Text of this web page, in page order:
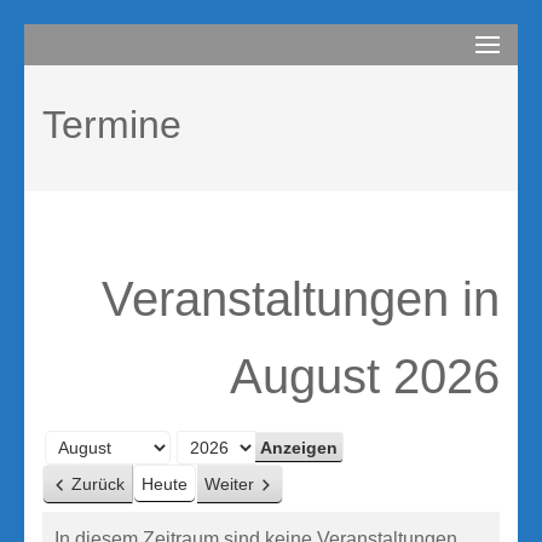
Inhalt
(Enter
drücken)
compurem
Termine
Veranstaltungen in
August 2026
Monat
Jahr
Zurück Heute Weiter